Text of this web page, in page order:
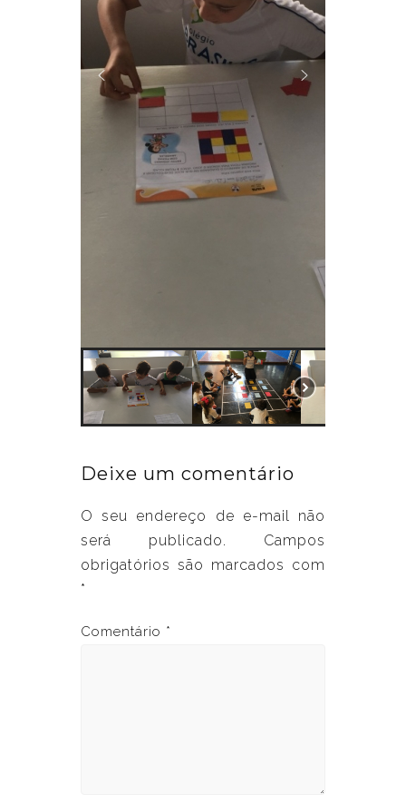
Deixe um comentário
O seu endereço de e-mail não
será publicado.
Campos
obrigatórios são marcados com
*
Comentário *